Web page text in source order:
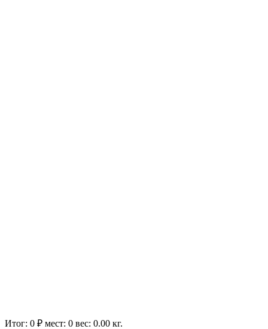
Итог: 0 ₽ мест: 0 вес: 0.00 кг.